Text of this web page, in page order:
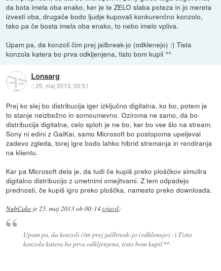
da bota imela oba enako, ker je te ZELO slaba poteza in jo mereta
izvesti oba, drugače bodo ljudje kupovali konkurenčno konzolo,
tako pa če bosta imela oba enako, to nebo imelo vpliva.
Upam pa, da konzoli čim prej jailbreak-jo (odklenejo) :) Tista
konzola katera bo prva odkljenjena, tisto bom kupil ^^
Lonsarg
::25. maj 2013, 00:51
Prej ko slej bo distribucija iger izključno digitalna, ko bo, potem je
to stanje neizbežno in somoumevno. Oziroma ne samo, da bo
distribucija digitalna, celo sploh je ne bo, ker bo vse šlo na stream.
Sony ni edini z GaiKai, samo Microsoft bo postopoma upeljeval
zadevo zgleda, torej igre bodo lahko hibrid stremanja in rendiranja
na klientu.
Kar pa Microsoft dela je, da tudi če kupiš preko ploščkov simulira
digitalno distribucijo z umetnimi omejitvami. Z tem odpadejo
prednosti, če kupiš igro preko ploščka, namesto preko downloada.
NubCake je25. maj 2013 ob 00:14izjavil:
Upam pa, da konzoli čim prej jailbreak-jo (odklenejo) :) Tista
konzola katera bo prva odkljenjena, tisto bom kupil ^^